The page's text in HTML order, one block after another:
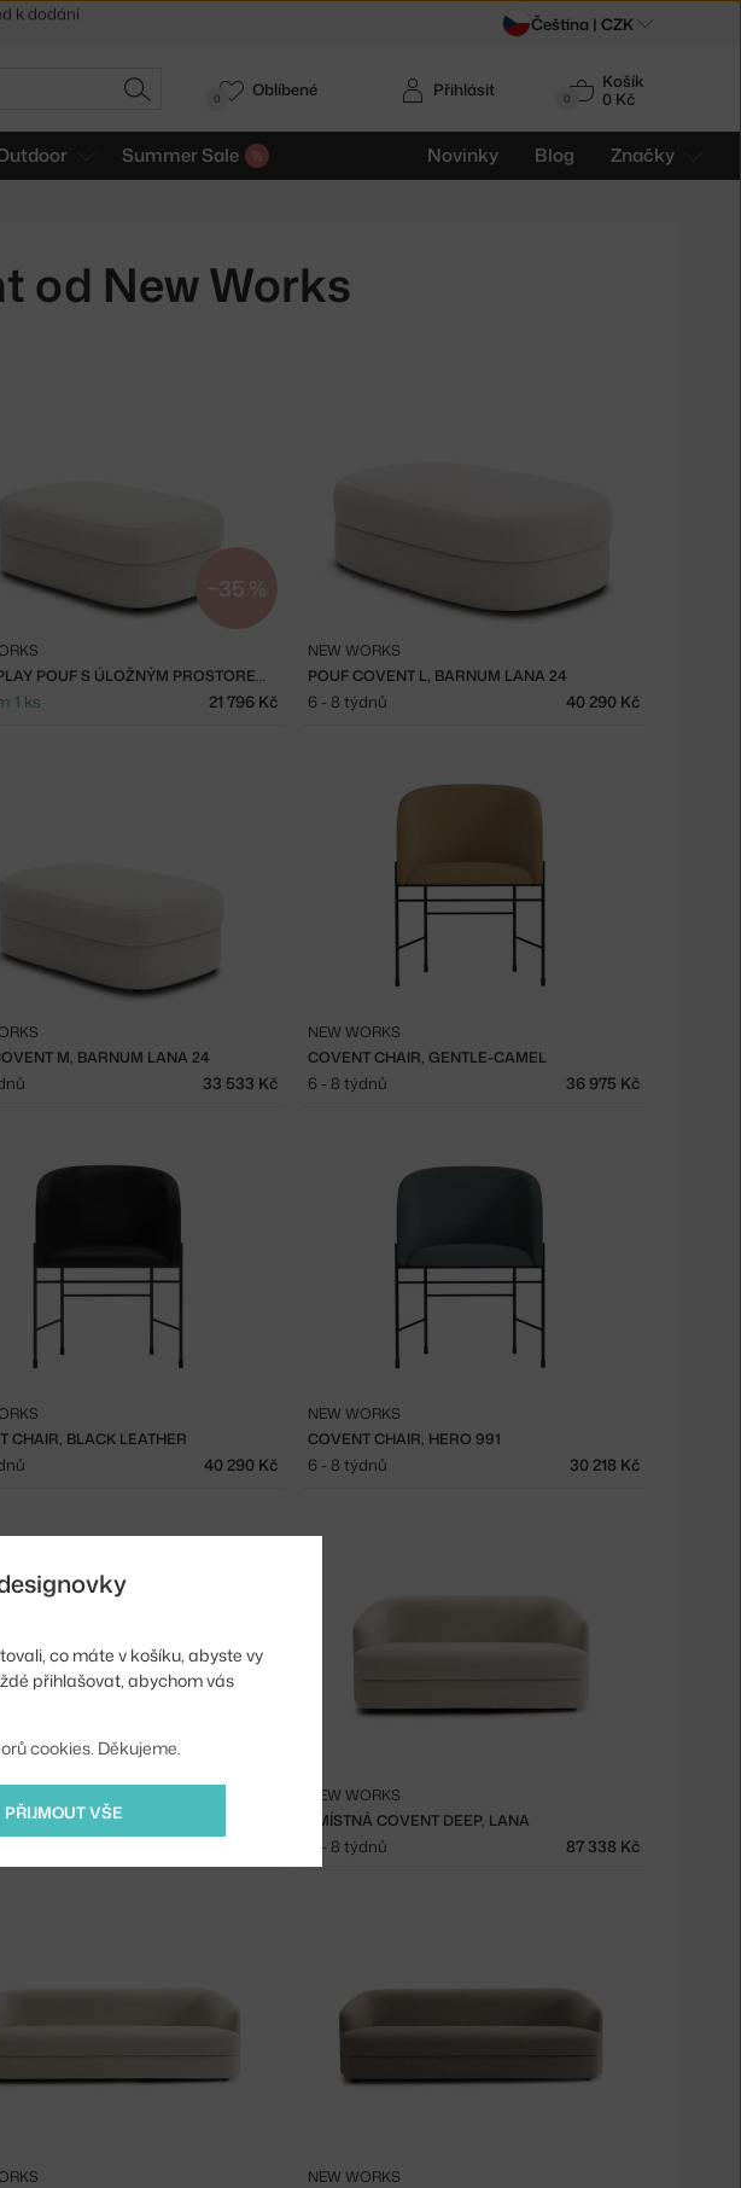
HLEDAT 0
Košík
0 Kč
Summer Sale Novinky Blog Značky
Přihlásit
0 Oblíbené
od New Works
−35 %
EX-DISPLAY POUF S ÚLOŽNÝM PROSTOREM COVENT MEDIUM
1 ks 21 796 Kč
POUF COVENT L, BARNUM LANA 24
NEW WORKS
6 - 8 týdnů 40 290 Kč
M, BARNUM LANA 24
33 533 Kč
COVENT CHAIR, GENTLE-CAMEL
NEW WORKS
6 - 8 týdnů 36 975 Kč
CHAIR, BLACK LEATHER
40 290 Kč
COVENT CHAIR, HERO 991
NEW WORKS
6 - 8 týdnů 30 218 Kč
CHAIR, BYRAM-HAAKON 2 2MÍSTNÁ COVENT DEEP, LANA
NEW WORKS
6 - 8 týdnů 87 338 Kč
NEW WORKS
Čeština | CZK
co máte v košíku, abyste vy
přihlašovat, abychom vás
cookies. Děkujeme.
PŘIJMOUT VŠE